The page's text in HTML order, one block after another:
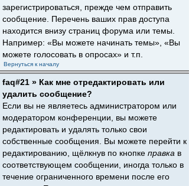
зарегистрироваться, прежде чем отправить
сообщение. Перечень ваших прав доступа
находится внизу страниц форума или темы.
Например: «Вы можете начинать темы», «Вы
можете голосовать в опросах» и т.п.
Вернуться к началу
faq#21 » Как мне отредактировать или
удалить сообщение?
Если вы не являетесь администратором или
модератором конференции, вы можете
редактировать и удалять только свои
собственные сообщения. Вы можете перейти к
редактированию, щёлкнув по кнопке правка в
соответствующем сообщении, иногда только в
течение ограниченного времени после его